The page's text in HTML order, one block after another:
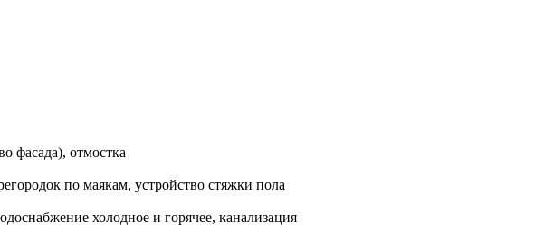
фасада), отмостка
по маякам, устройство стяжки пола
холодное и горячее, канализация